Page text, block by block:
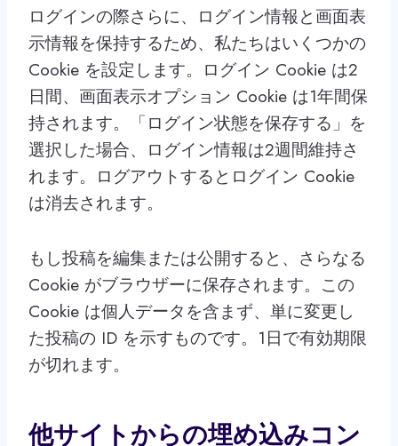
ログインの際さらに、ログイン情報と画面表
示情報を保持するため、私たちはいくつかの
Cookie を設定します。ログイン Cookie は2
日間、画面表示オプション Cookie は1年間保
持されます。「ログイン状態を保存する」を
選択した場合、ログイン情報は2週間維持さ
れます。ログアウトするとログイン Cookie
は消去されます。
もし投稿を編集または公開すると、さらなる
Cookie がブラウザーに保存されます。この
Cookie は個人データを含まず、単に変更し
た投稿の ID を示すものです。1日で有効期限
が切れます。
他サイトからの埋め込みコン